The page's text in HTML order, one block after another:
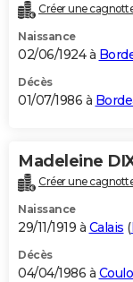
Créer une
Naissance
02/06/1924 à
Décès
01/07/1986 à
Madeleine
Créer une
Naissance
29/11/1919 à Calais (
Décès
04/04/1986 à